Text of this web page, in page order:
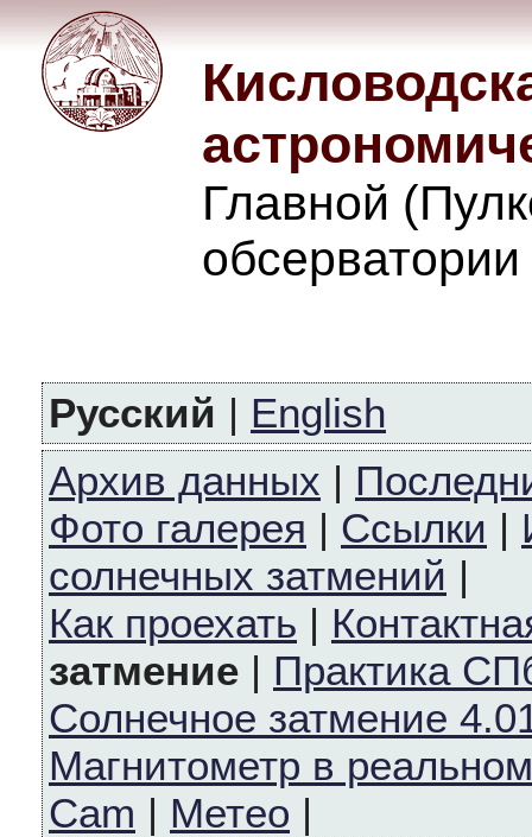
Главной
Русский | English
Архив данных |
Фото галерея | Ссылки |
солнечных затмений |
Как проехать |
затмение | Практика
Солнечное затмение
Магнитометр в
Cam | Метео |